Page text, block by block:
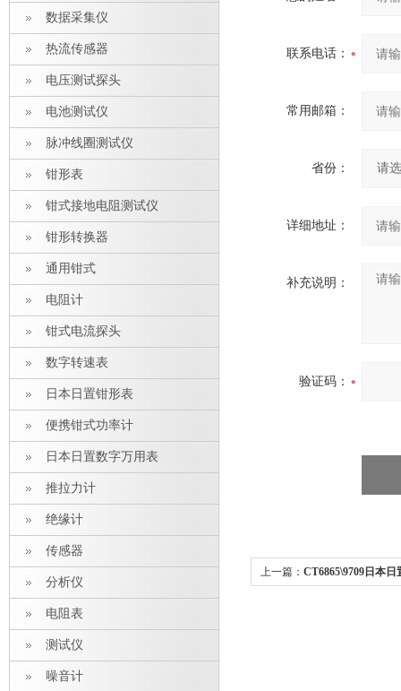
数据采集仪
热流传感器
电压测试探头
电池测试仪
脉冲线圈测试仪
钳形表
钳式接地电阻测试仪
钳形转换器
通用钳式
电阻计
钳式电流探头
数字转速表
日本日置钳形表
便携钳式功率计
日本日置数字万用表
推拉力计
绝缘计
传感器
分析仪
电阻表
测试仪
噪音计
联系电话：
常用邮箱：
省份：
详细地址：
补充说明：
验证码：
上一篇： CT6865\9709日本